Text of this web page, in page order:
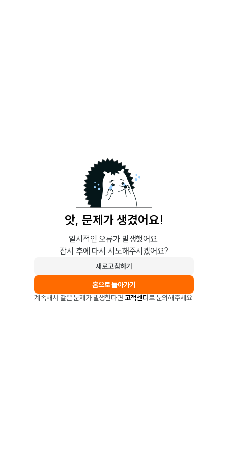
앗, 문제가 생겼어요!
일시적인 오류가 발생했어요.
잠시 후에 다시 시도해주시겠어요?
새로고침하기
홈으로 돌아가기
계속해서 같은 문제가 발생한다면 고객센터로 문의해주세요.